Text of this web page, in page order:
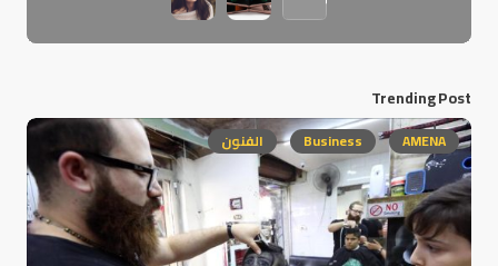
Trending Post
AMENA
Business الفنون